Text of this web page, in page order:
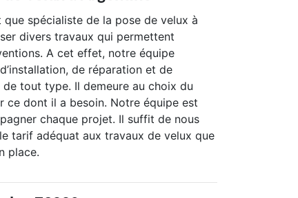
spécialiste de la pose de velux à
divers travaux qui permettent
A cet effet, notre équipe
de réparation et de
tout type. Il demeure au choix du
ce dont il a besoin. Notre équipe est
chaque projet. Il suffit de nous
tarif adéquat aux travaux de velux que
place.